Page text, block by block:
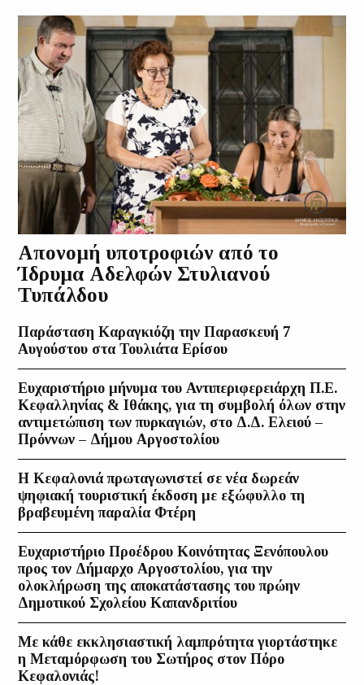
Απονομή υποτροφιών από το
Ίδρυμα Αδελφών Στυλιανού
Τυπάλδου
Παράσταση Καραγκιόζη την Παρασκευή 7
Αυγούστου στα Τουλιάτα Ερίσου
Ευχαριστήριο μήνυμα του Αντιπεριφερειάρχη Π.Ε.
Κεφαλληνίας & Ιθάκης, για τη συμβολή όλων στην
αντιμετώπιση των πυρκαγιών, στο Δ.Δ. Ελειού –
Πρόννων – Δήμου Αργοστολίου
Η Κεφαλονιά πρωταγωνιστεί σε νέα δωρεάν
ψηφιακή τουριστική έκδοση με εξώφυλλο τη
βραβευμένη παραλία Φτέρη
Ευχαριστήριο Προέδρου Κοινότητας Ξενόπουλου
προς τον Δήμαρχο Αργοστολίου, για την
ολοκλήρωση της αποκατάστασης του πρώην
Δημοτικού Σχολείου Καπανδριτίου
Με κάθε εκκλησιαστική λαμπρότητα γιορτάστηκε
η Μεταμόρφωση του Σωτήρος στον Πόρο
Κεφαλονιάς!